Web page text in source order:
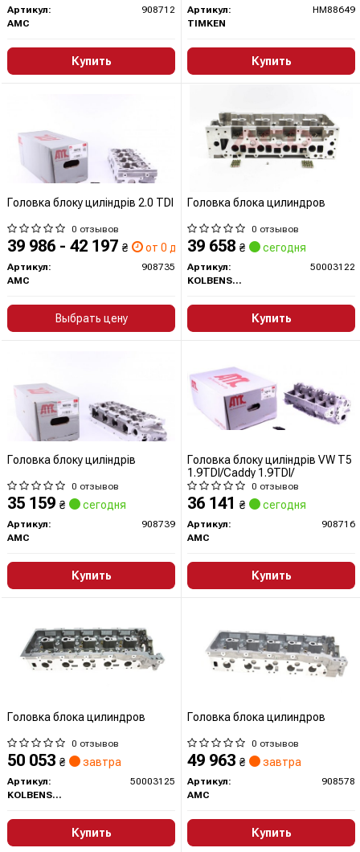
Артикул:
908712
AMC
Купить
Артикул:
HM88649
TIMKEN
Купить
Головка блоку циліндрів 2.0 TDI
0 отзывов
39 986 - 42 197 ₴ от 0 дн.
Артикул:
908735
AMC
Выбрать цену
Головка блока цилиндров
0 отзывов
39 658 ₴ сегодня
Артикул:
50003122
KOLBENSCHMIDT
Купить
Головка блоку циліндрів
0 отзывов
35 159 ₴ сегодня
Артикул:
908739
AMC
Купить
Головка блоку циліндрів VW T5
1.9TDI/Caddy 1.9TDI/
0 отзывов
36 141 ₴ сегодня
Артикул:
908716
AMC
Купить
Головка блока цилиндров
0 отзывов
50 053 ₴ завтра
Артикул:
50003125
KOLBENSCHMIDT
Купить
Головка блока цилиндров
0 отзывов
49 963 ₴ завтра
Артикул:
908578
AMC
Купить